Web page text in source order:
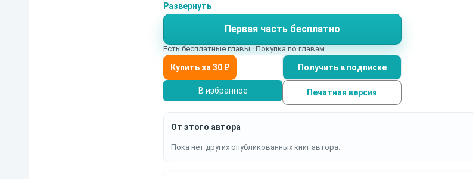
Развернуть
Первая часть бесплатно
Есть бесплатные главы · Покупка по главам
Получить в подписке
В избранное Печатная версия
От этого автора
Пока нет других опубликованных книг автора.